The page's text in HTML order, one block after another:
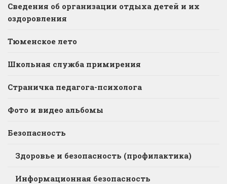
Сведения об организации отдыха детей и их
оздоровления
Тюменское лето
Школьная служба примирения
Страничка педагога-психолога
Фото и видео альбомы
Безопасность
Здоровье и безопасность (профилактика)
Информационная безопасность